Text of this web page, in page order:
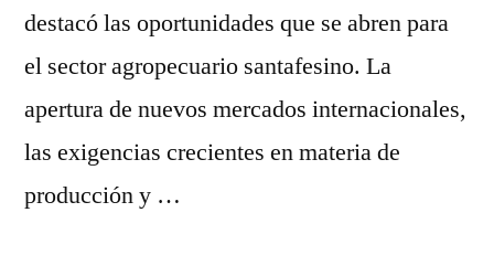
destacó las oportunidades que se abren para
el sector agropecuario santafesino. La
apertura de nuevos mercados internacionales,
las exigencias crecientes en materia de
producción y …